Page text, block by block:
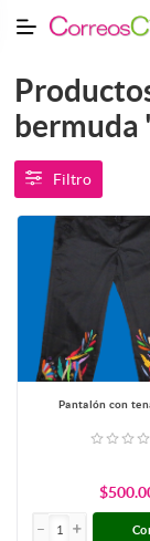
bermuda '
Filtro
Pantalón con